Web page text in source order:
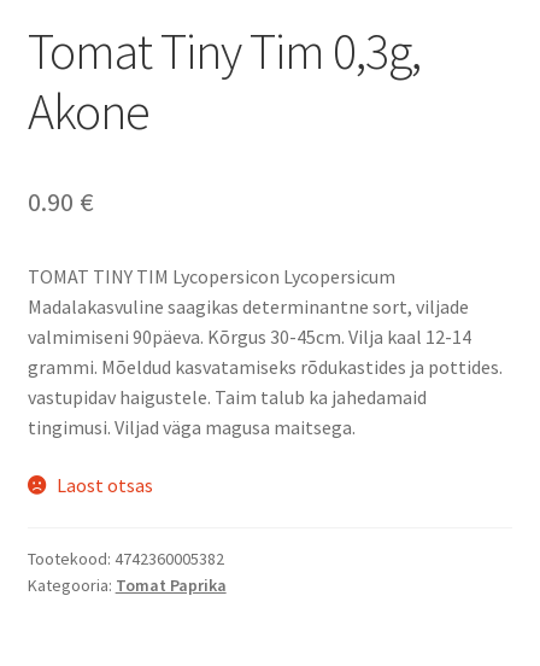
Tomat Tiny Tim 0,3g,
Akone
0.90 €
TOMAT TINY TIM Lycopersicon Lycopersicum
Madalakasvuline saagikas determinantne sort, viljade
valmimiseni 90päeva. Kõrgus 30-45cm. Vilja kaal 12-14
grammi. Mõeldud kasvatamiseks rõdukastides ja pottides.
vastupidav haigustele. Taim talub ka jahedamaid
tingimusi. Viljad väga magusa maitsega.
Laost otsas
Tootekood: 4742360005382
Kategooria: Tomat Paprika